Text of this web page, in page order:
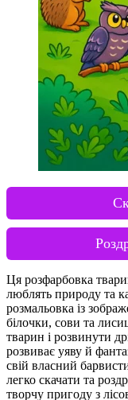
Ця розфарбовка
люблять природу та
розмальовка із
білочки, сови та
тварин і розвинути
розвиває уяву й
свій власний
легко скачати та
творчу пригоду з